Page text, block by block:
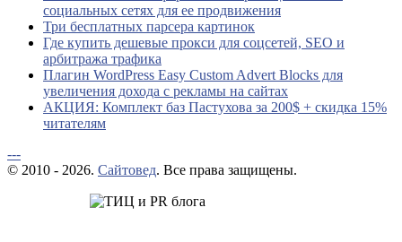
социальных сетях для ее продвижения
Три бесплатных парсера картинок
Где купить дешевые прокси для соцсетей, SEO и
арбитража трафика
Плагин WordPress Easy Custom Advert Blocks для
увеличения дохода с рекламы на сайтах
АКЦИЯ: Комплект баз Пастухова за 200$ + скидка 15%
читателям
---
© 2010 - 2026. Сайтовед. Все права защищены.